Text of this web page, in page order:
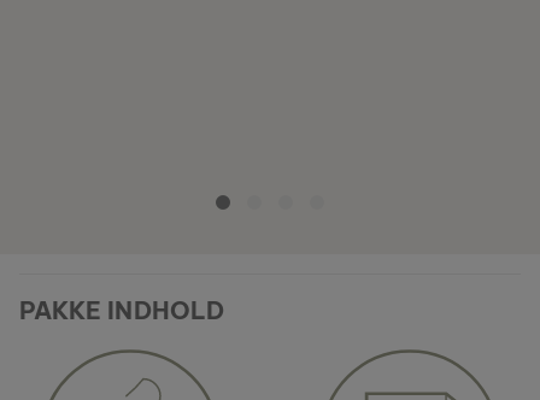
PAKKE INDHOLD